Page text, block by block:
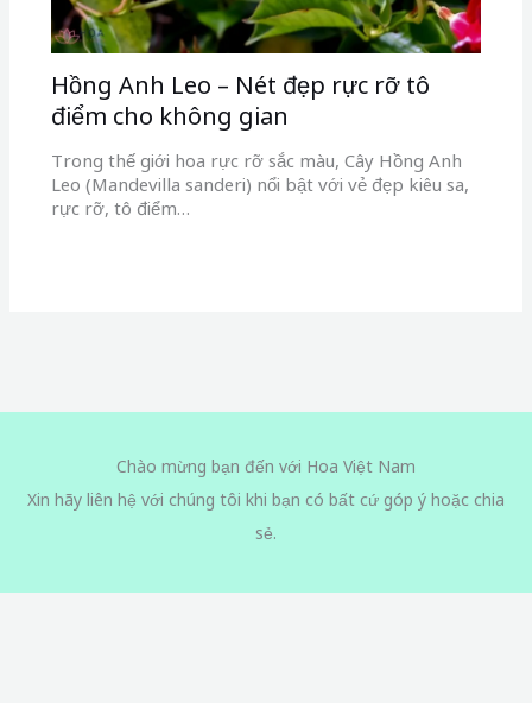
Hồng Anh Leo – Nét đẹp rực rỡ tô
điểm cho không gian
Trong thế giới hoa rực rỡ sắc màu, Cây Hồng Anh
Leo (Mandevilla sanderi) nổi bật với vẻ đẹp kiêu sa,
rực rỡ, tô điểm…
Chào mừng bạn đến với Hoa Việt Nam
Xin hãy liên hệ với chúng tôi khi bạn có bất cứ góp ý hoặc chia
sẻ.